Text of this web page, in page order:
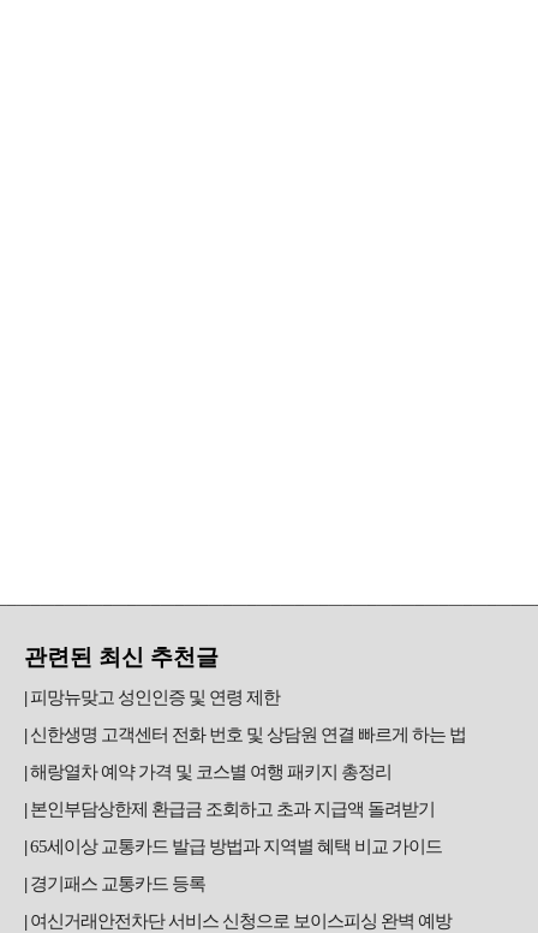
관련된 최신 추천글
피망뉴맞고 성인인증 및 연령 제한
신한생명 고객센터 전화 번호 및 상담원 연결 빠르게 하는 법
해랑열차 예약 가격 및 코스별 여행 패키지 총정리
본인부담상한제 환급금 조회하고 초과 지급액 돌려받기
65세이상 교통카드 발급 방법과 지역별 혜택 비교 가이드
경기패스 교통카드 등록
여신거래안전차단 서비스 신청으로 보이스피싱 완벽 예방